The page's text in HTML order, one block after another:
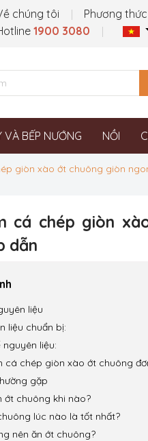
chúng tôi Phương
1900 3080
VÀ BẾP NƯỚNG NỒI
giòn xào ớt chuông giòn
cá chép giòn
dẫn
liệu
liệu chuẩn bị:
nguyên liệu:
cá chép giòn xào ớt chuông
gặp
ớt chuông khi nào?
lúc nào là tốt nhất?
nên ăn ớt chuông?